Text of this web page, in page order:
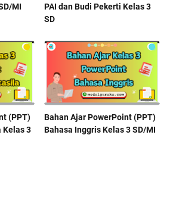
MI
PAI dan Budi Pekerti Kelas 3
SD
(PPT)
Kelas 3
Bahan Ajar PowerPoint (PPT)
Bahasa Inggris Kelas 3 SD/MI